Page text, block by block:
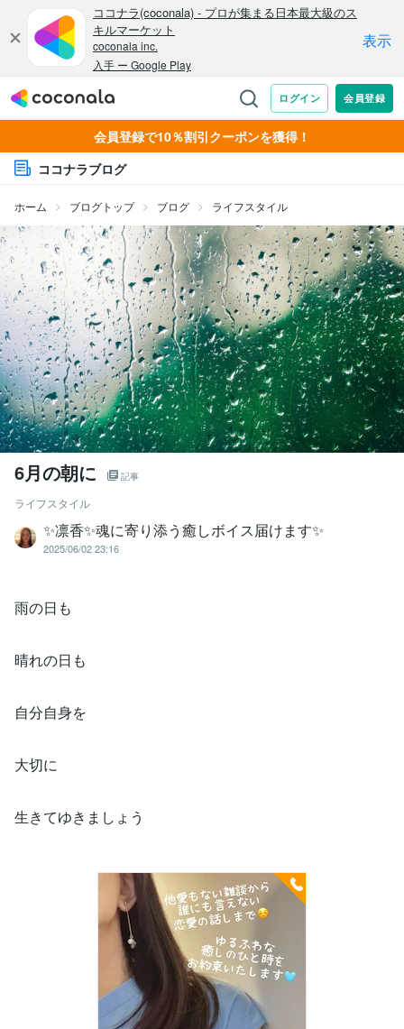
会員登録で10％割引クーポンを獲得！
ココナラブログ
ホーム ブログトップ ブログ ライフスタイル
6月の朝に 記事
ライフスタイル
✨凛香✨魂に寄り添う癒しボイス届けます✨
2025/06/02 23:16
雨の日も
晴れの日も
自分自身を
大切に
生きてゆきましょう